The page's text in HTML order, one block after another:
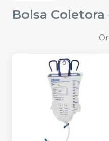
Bolsa